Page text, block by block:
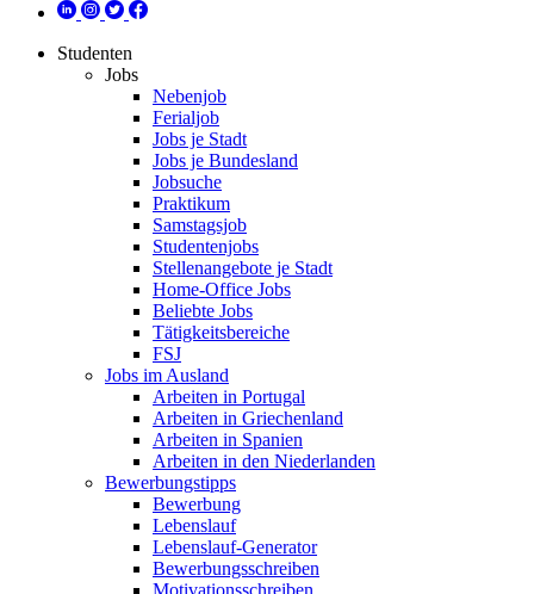
Studenten
Jobs
Nebenjob
Ferialjob
Jobs je Stadt
Jobs je Bundesland
Jobsuche
Praktikum
Samstagsjob
Studentenjobs
Stellenangebote je Stadt
Home-Office Jobs
Beliebte Jobs
Tätigkeitsbereiche
FSJ
Jobs im Ausland
Arbeiten in Portugal
Arbeiten in Griechenland
Arbeiten in Spanien
Arbeiten in den Niederlanden
Bewerbungstipps
Bewerbung
Lebenslauf
Lebenslauf-Generator
Bewerbungsschreiben
Motivationsschreiben